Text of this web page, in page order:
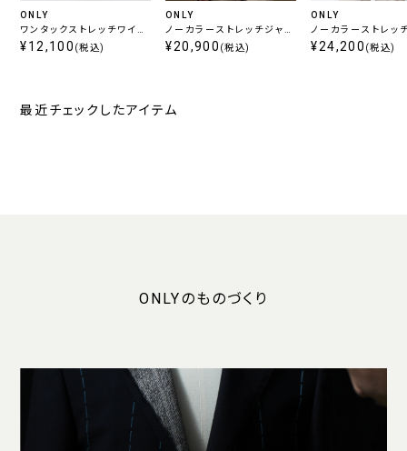
ONLY
ワンタックストレッチワイド
パンツ ベージュ無地
¥12,100 (税込)
ONLY
ノーカラーストレッチジャケ
ット ベージュ無地
¥20,900 (税込)
ONLY
ノーカラーストレッ
ジャケット ベージ
¥24,200 (税込)
最近チェックしたアイテム
ONLYのものづくり